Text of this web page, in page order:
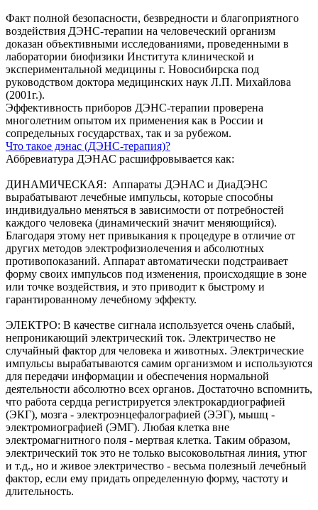
Факт полной безопасности, безвредности и благоприятного
воздействия ДЭНС-терапии на человеческий организм
доказан объективными исследованиями, проведенными в
лаборатории биофизики Института клинической и
экспериментальной медицины г. Новосибирска под
руководством доктора медицинских наук Л.П. Михайлова
(2001г.).
Эффективность приборов ДЭНС-терапии проверена
многолетним опытом их применения как в России и
сопредельных государствах, так и за рубежом.
Что такое дэнас (ДЭНС-терапия)?
Аббревиатура ДЭНАС расшифровывается как:
ДИНАМИЧЕСКАЯ: Аппараты ДЭНАС и ДиаДЭНС
вырабатывают лечебные импульсы, которые способны
индивидуально меняться в зависимости от потребностей
каждого человека (динамический значит меняющийся).
Благодаря этому нет привыкания к процедуре в отличие от
других методов электрофизиолечения и абсолютных
противопоказаний. Аппарат автоматически подстраивает
форму своих импульсов под изменения, происходящие в зоне
или точке воздействия, и это приводит к быстрому и
гарантированному лечебному эффекту.
ЭЛЕКТРО: В качестве сигнала используется очень слабый,
непроникающий электрический ток. Электричество не
случайный фактор для человека и животных. Электрические
импульсы вырабатываются самим организмом и используются
для передачи информации и обеспечения нормальной
деятельности абсолютно всех органов. Достаточно вспомнить,
что работа сердца регистрируется электрокардиографией
(ЭКГ), мозга - электроэнцефалографией (ЭЭГ), мышц -
электромиографией (ЭМГ). Любая клетка вне
электромагнитного поля - мертвая клетка. Таким образом,
электрический ток это не только высоковольтная линия, утюг
и т.д., но и живое электричество - весьма полезный лечебный
фактор, если ему придать определенную форму, частоту и
длительность.